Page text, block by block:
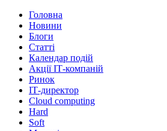
Головна
Новини
Блоги
Статті
Календар подій
Акції ІТ-компаній
Ринок
ІТ-директор
Cloud computing
Hard
Soft